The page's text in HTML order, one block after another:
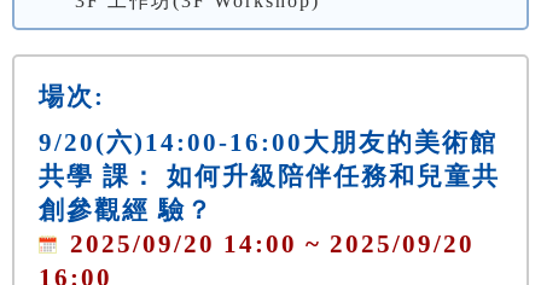
場次:
9/20(六)14:00-16:00大朋友的美術館
共學 課： 如何升級陪伴任務和兒童共
創參觀經 驗？
2025/09/20 14:00 ~ 2025/09/20
16:00